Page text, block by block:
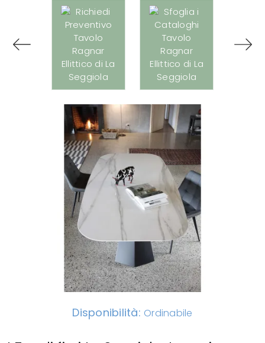
Disponibilità: Ordinabile